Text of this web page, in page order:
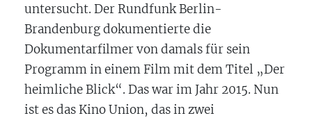
untersucht. Der Rundfunk Berlin-
Brandenburg dokumentierte die
Dokumentarfilmer von damals für sein
Programm in einem Film mit dem Titel „Der
heimliche Blick“. Das war im Jahr 2015. Nun
ist es das Kino Union, das in zwei